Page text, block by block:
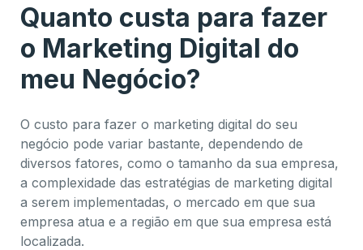
Quanto custa para fazer
o Marketing Digital do
meu Negócio?
O custo para fazer o marketing digital do seu
negócio pode variar bastante, dependendo de
diversos fatores, como o tamanho da sua empresa,
a complexidade das estratégias de marketing digital
a serem implementadas, o mercado em que sua
empresa atua e a região em que sua empresa está
localizada.